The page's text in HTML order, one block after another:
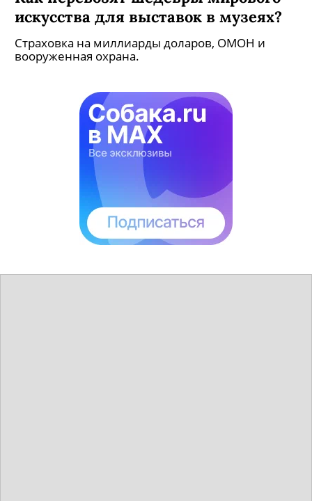
Как перевозят шедевры мирового
искусства для выставок в музеях?
Страховка на миллиарды доларов, ОМОН и